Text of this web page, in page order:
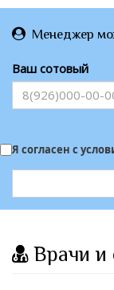
Менеджер
Ваш сотовый
Я согласен с
Врачи и